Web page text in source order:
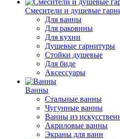
Смесители и душевые
Для ванны
Для раковины
Для кухни
Душевые гарнитуры
Стойки душевые
Для биде
Аксессуары
Ванны
Стальные ванны
Чугунные ванны
Ванны из
Акриловые ванны
Экраны для ванн